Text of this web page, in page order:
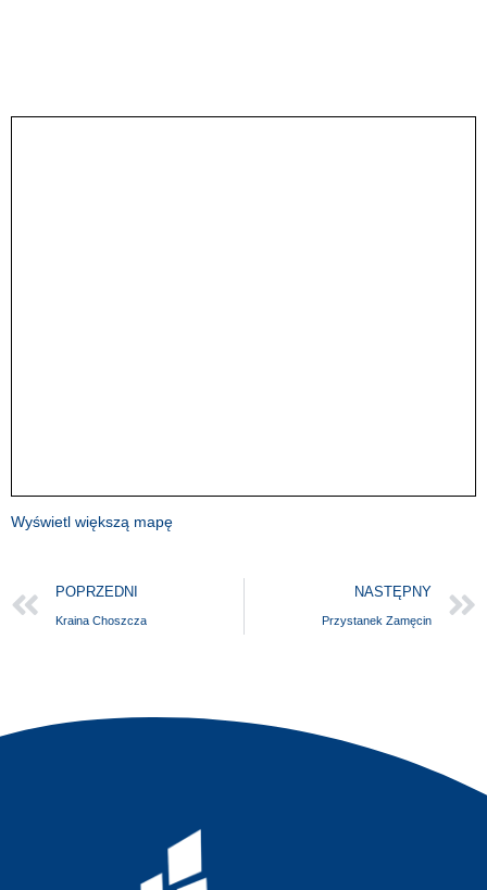
Wyświetl większą mapę
POPRZEDNI
Kraina Choszcza
NASTĘPNY
Przystanek Zamęcin